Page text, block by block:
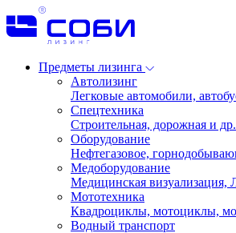
Предметы лизинга
Автолизинг
Легковые автомобили,
Спецтехника
Строительная, дорожная и др.
Оборудование
Нефтегазовое,
Медоборудование
Медицинская визуализация,
Мототехника
Квадроциклы, мотоциклы,
Водный транспорт